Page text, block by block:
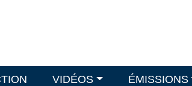
VIDÉOS ÉMISSIONS